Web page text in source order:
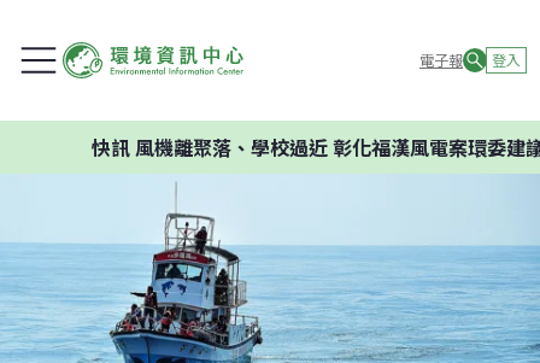
電子報 登入
風機離聚落、學校過近 彰化福漢風電案環委建議不應